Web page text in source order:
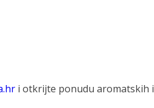
i otkrijte ponudu aromatskih